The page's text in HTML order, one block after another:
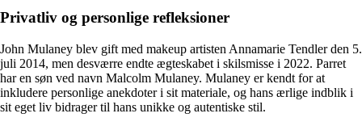
Privatliv og personlige refleksioner
John Mulaney blev gift med makeup artisten Annamarie Tendler den 5.
juli 2014, men desværre endte ægteskabet i skilsmisse i 2022. Parret
har en søn ved navn Malcolm Mulaney. Mulaney er kendt for at
inkludere personlige anekdoter i sit materiale, og hans ærlige indblik i
sit eget liv bidrager til hans unikke og autentiske stil.